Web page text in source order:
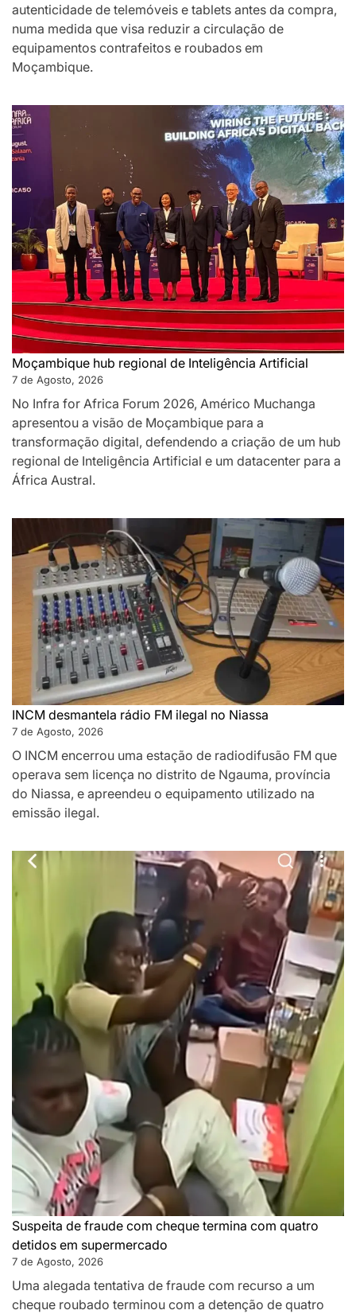
autenticidade de telemóveis e tablets antes da compra,
numa medida que visa reduzir a circulação de
equipamentos contrafeitos e roubados em
Moçambique.
Moçambique hub regional de Inteligência Artificial
7 de Agosto, 2026
No Infra for Africa Forum 2026, Américo Muchanga
apresentou a visão de Moçambique para a
transformação digital, defendendo a criação de um hub
regional de Inteligência Artificial e um datacenter para a
África Austral.
INCM desmantela rádio FM ilegal no Niassa
7 de Agosto, 2026
O INCM encerrou uma estação de radiodifusão FM que
operava sem licença no distrito de Ngauma, província
do Niassa, e apreendeu o equipamento utilizado na
emissão ilegal.
Suspeita de fraude com cheque termina com quatro
detidos em supermercado
7 de Agosto, 2026
Uma alegada tentativa de fraude com recurso a um
cheque roubado terminou com a detenção de quatro